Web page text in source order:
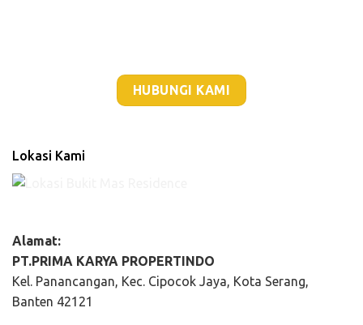
HUBUNGI KAMI
Lokasi Kami
Alamat:
PT.PRIMA KARYA PROPERTINDO
Kel. Panancangan, Kec. Cipocok Jaya, Kota Serang,
Banten 42121